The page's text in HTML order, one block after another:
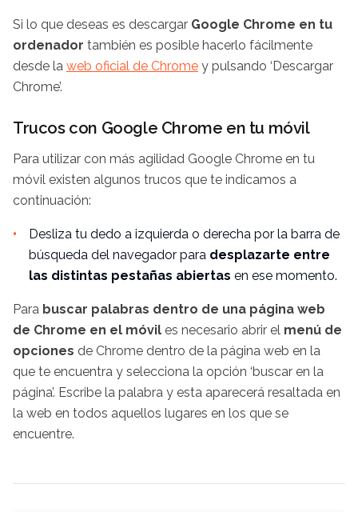
Si lo que deseas es descargar Google Chrome en tu
ordenador también es posible hacerlo fácilmente
desde la web oficial de Chrome y pulsando ‘Descargar
Chrome’.
Trucos con Google Chrome en tu móvil
Para utilizar con más agilidad Google Chrome en tu
móvil existen algunos trucos que te indicamos a
continuación:
Desliza tu dedo a izquierda o derecha por la barra de
búsqueda del navegador para desplazarte entre
las distintas pestañas abiertas en ese momento.
Para buscar palabras dentro de una página web
de Chrome en el móvil es necesario abrir el menú de
opciones de Chrome dentro de la página web en la
que te encuentra y selecciona la opción ‘buscar en la
página’. Escribe la palabra y esta aparecerá resaltada en
la web en todos aquellos lugares en los que se
encuentre.